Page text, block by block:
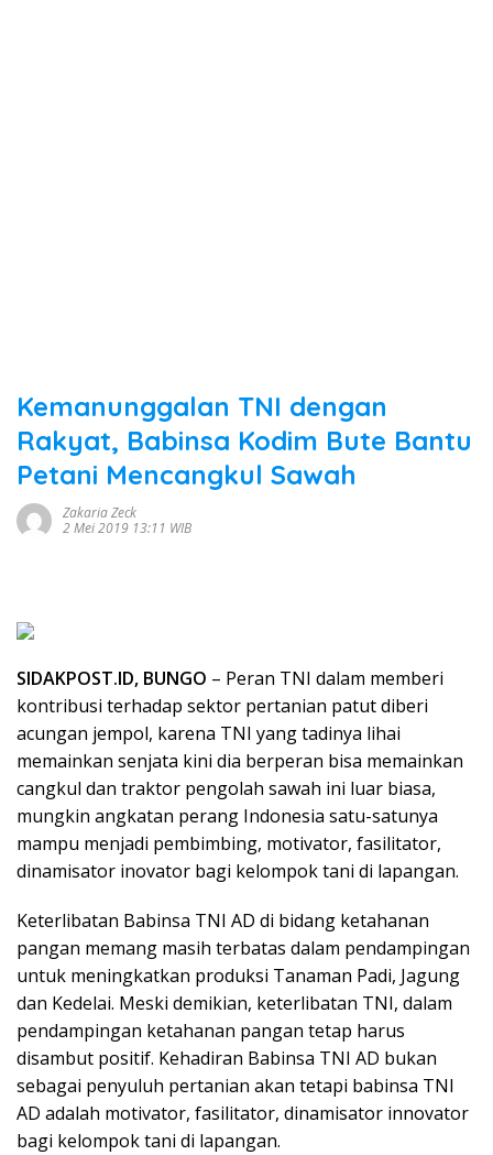
Kemanunggalan TNI dengan
Rakyat, Babinsa Kodim Bute Bantu
Petani Mencangkul Sawah
Zakaria Zeck
2 Mei 2019 13:11 WIB
SIDAKPOST.ID, BUNGO – Peran TNI dalam memberi
kontribusi terhadap sektor pertanian patut diberi
acungan jempol, karena TNI yang tadinya lihai
memainkan senjata kini dia berperan bisa memainkan
cangkul dan traktor pengolah sawah ini luar biasa,
mungkin angkatan perang Indonesia satu-satunya
mampu menjadi pembimbing, motivator, fasilitator,
dinamisator inovator bagi kelompok tani di lapangan.
Keterlibatan Babinsa TNI AD di bidang ketahanan
pangan memang masih terbatas dalam pendampingan
untuk meningkatkan produksi Tanaman Padi, Jagung
dan Kedelai. Meski demikian, keterlibatan TNI, dalam
pendampingan ketahanan pangan tetap harus
disambut positif. Kehadiran Babinsa TNI AD bukan
sebagai penyuluh pertanian akan tetapi babinsa TNI
AD adalah motivator, fasilitator, dinamisator innovator
bagi kelompok tani di lapangan.